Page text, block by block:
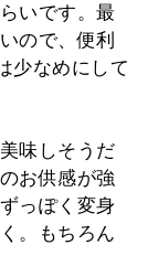
いです。最
ので、便利
少なめにして
味しそうだ
お供感が強
っぽく変身
。もちろん